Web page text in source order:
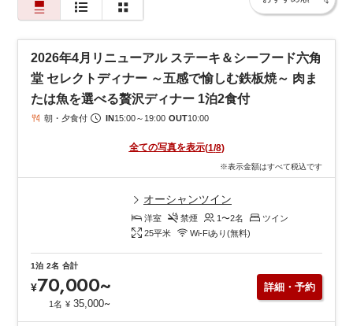
海側の客室や「メインダイニングルーム」、ラウンジからは、三
らではの
落ち着いた雰囲気と、時を超えて受け継がれるおもてなしが、心
安らぐ
ひとときを演出します。
長年愛され続ける名物ランチカレーなど、伝統の味もお楽しみい
また、天然温泉「美白泉」（別邸のみ）をはじめ、四季折々の庭
的となる魅力が満載です。
竹島や八百富神社へは徒歩圏内と観光にも便利。歴史・美食・絶
景・おもてなしが
織りなす、クラシックホテルならではの非日常を心ゆくまでご堪
2026年4月リニューアル ステーキ＆シーフード六角
堂 セレクトディナー ～五感で愉しむ鉄板焼～ 肉ま
たは魚を選べる贅沢ディナー 1泊2食付
朝・夕食付 IN15:00～ 19:00 OUT10:00
全ての写真を表示(1/8)
※表示金額はすべて税込です
オーシャンツイン
洋室 禁煙 1〜2名
ツイン
25平米 Wi-Fiあり(無料)
1泊 2名 合計
¥70,000~
1名 ¥ 35,000~
詳細・予約